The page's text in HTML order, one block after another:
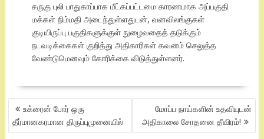
சருகு புலி பாதுகாப்பாக மீட்கப்பட்டமை காரணமாக அப்பகுதி
மக்கள் நிம்மதி அடைந்துள்ளதுடன், வனவிலங்குகள்
குடியிருப்பு பகுதிகளுக்குள் நுழைவதைத் தடுக்கும்
நடவடிக்கைகள் குறித்து அதிகாரிகள் கவனம் செலுத்த
வேண்டுமெனவும் கோரிக்கை விடுத்துள்ளனர்.
POST
NAVIGATION
உக்ரைன் போர் ஒரு
தீர்மானகரமான திருப்புமுனையில்
மோப்ப நாய்களின் உதவியுடன்
அதிகாலை சோதனை தீவிரம்!